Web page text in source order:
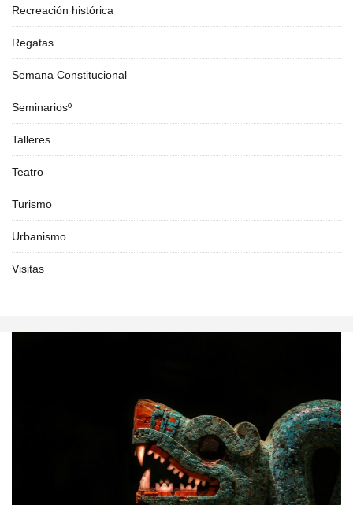
Recreación histórica
Regatas
Semana Constitucional
Seminariosº
Talleres
Teatro
Turismo
Urbanismo
Visitas